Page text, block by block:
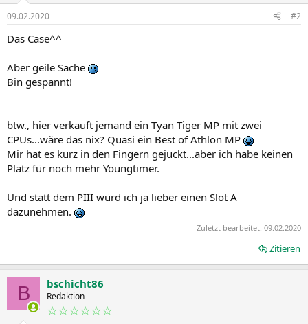
e
:
09.02.2020 #2
Das Case^^
Aber geile Sache
Bin gespannt!
btw., hier verkauft jemand ein Tyan Tiger MP mit zwei
CPUs...wäre das nix? Quasi ein Best of Athlon MP
Mir hat es kurz in den Fingern gejuckt...aber ich habe keinen
Platz für noch mehr Youngtimer.
Und statt dem PIII würd ich ja lieber einen Slot A
dazunehmen.
Zuletzt bearbeitet: 09.02.2020
Zitieren
B bschicht86
Redaktion
☆☆☆☆☆☆